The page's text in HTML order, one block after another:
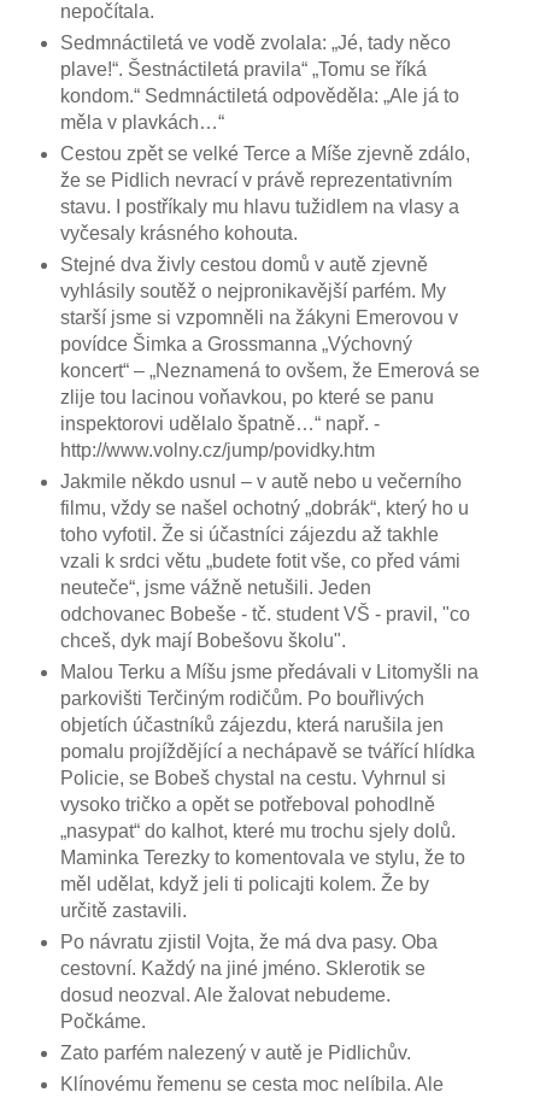
nepočítala.
Sedmnáctiletá ve vodě zvolala: „Jé, tady něco
plave!“. Šestnáctiletá pravila“ „Tomu se říká
kondom.“ Sedmnáctiletá odpověděla: „Ale já to
měla v plavkách…“
Cestou zpět se velké Terce a Míše zjevně zdálo,
že se Pidlich nevrací v právě reprezentativním
stavu. I postříkaly mu hlavu tužidlem na vlasy a
vyčesaly krásného kohouta.
Stejné dva živly cestou domů v autě zjevně
vyhlásily soutěž o nejpronikavější parfém. My
starší jsme si vzpomněli na žákyni Emerovou v
povídce Šimka a Grossmanna „Výchovný
koncert“ – „Neznamená to ovšem, že Emerová se
zlije tou lacinou voňavkou, po které se panu
inspektorovi udělalo špatně…“ např. -
http://www.volny.cz/jump/povidky.htm
Jakmile někdo usnul – v autě nebo u večerního
filmu, vždy se našel ochotný „dobrák“, který ho u
toho vyfotil. Že si účastníci zájezdu až takhle
vzali k srdci větu „budete fotit vše, co před vámi
neuteče“, jsme vážně netušili. Jeden
odchovanec Bobeše - tč. student VŠ - pravil, "co
chceš, dyk mají Bobešovu školu".
Malou Terku a Míšu jsme předávali v Litomyšli na
parkovišti Terčiným rodičům. Po bouřlivých
objetích účastníků zájezdu, která narušila jen
pomalu projíždějící a nechápavě se tvářící hlídka
Policie, se Bobeš chystal na cestu. Vyhrnul si
vysoko tričko a opět se potřeboval pohodlně
„nasypat“ do kalhot, které mu trochu sjely dolů.
Maminka Terezky to komentovala ve stylu, že to
měl udělat, když jeli ti policajti kolem. Že by
určitě zastavili.
Po návratu zjistil Vojta, že má dva pasy. Oba
cestovní. Každý na jiné jméno. Sklerotik se
dosud neozval. Ale žalovat nebudeme.
Počkáme.
Zato parfém nalezený v autě je Pidlichův.
Klínovému řemenu se cesta moc nelíbila. Ale